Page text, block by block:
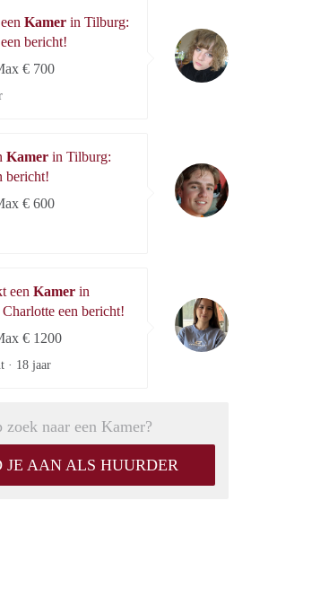
Kamer in Tilburg:
bericht!
€ 700
Kamer in Tilburg:
bericht!
€ 600
een Kamer in
een bericht!
€ 1200
· 18 jaar
zoek naar een Kamer?
JE AAN ALS HUURDER